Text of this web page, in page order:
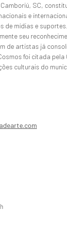
SC,
e
de mídias e
seu
de artistas já
foi citada pela
culturais do